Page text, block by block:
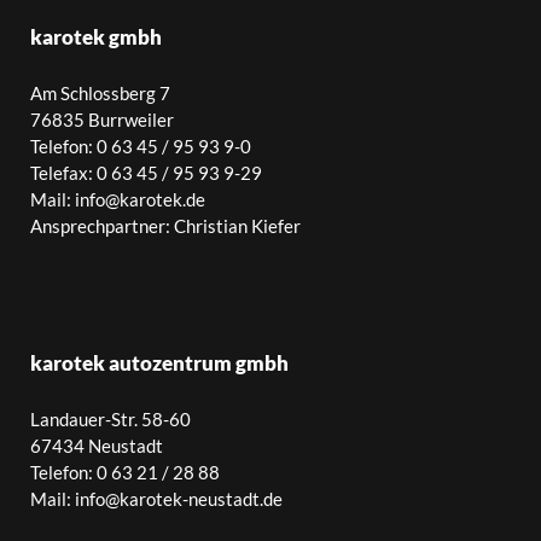
karotek gmbh
Am Schlossberg 7
76835 Burrweiler
Telefon: 0 63 45 / 95 93 9-0
Telefax: 0 63 45 / 95 93 9-29
Mail: info@karotek.de
Ansprechpartner: Christian Kiefer
karotek autozentrum gmbh
Landauer-Str. 58-60
67434 Neustadt
Telefon: 0 63 21 / 28 88
Mail: info@karotek-neustadt.de